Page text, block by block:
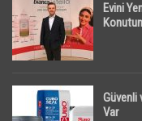
Evini
Güvenli
Var